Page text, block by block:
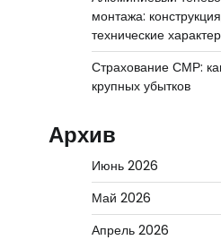
монтажа:
технические
Страхование СМР:
крупных убытков
Архив
Июнь 2026
Май 2026
Апрель 2026